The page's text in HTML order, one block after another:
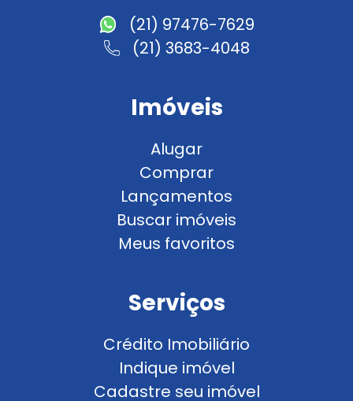
(21) 97476-7629
(21) 3683-4048
Imóveis
Alugar
Comprar
Lançamentos
Buscar imóveis
Meus favoritos
Serviços
Crédito Imobiliário
Indique imóvel
Cadastre seu imóvel